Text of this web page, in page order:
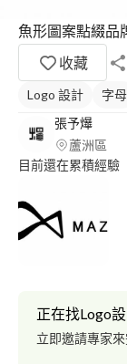
魚形圖案點綴品
收藏
Logo 設計 字母
張予爗
蘆洲區
目前還在累積經驗
正在找Logo
立即邀請專家